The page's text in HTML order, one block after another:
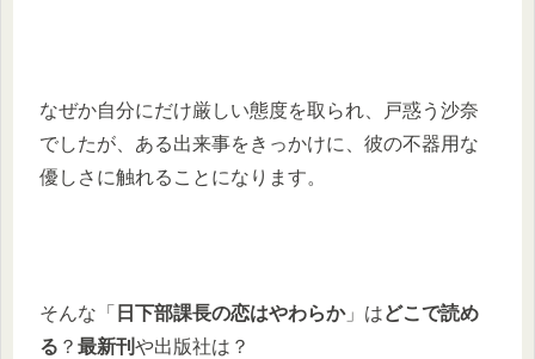
なぜか自分にだけ厳しい態度を取られ、戸惑う沙奈
でしたが、ある出来事をきっかけに、彼の不器用な
優しさに触れることになります。
そんな「 日下部課長の恋はやわらか」はどこで読め
る ？ 最新刊 や出版社は？